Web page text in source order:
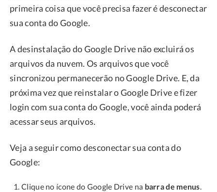
primeira coisa que você precisa fazer é desconectar
sua conta do Google.
A desinstalação do Google Drive não excluirá os
arquivos da nuvem. Os arquivos que você
sincronizou permanecerão no Google Drive. E, da
próxima vez que reinstalar o Google Drive e fizer
login com sua conta do Google, você ainda poderá
acessar seus arquivos.
Veja a seguir como desconectar sua conta do
Google:
Clique no ícone do Google Drive na barra de menus.